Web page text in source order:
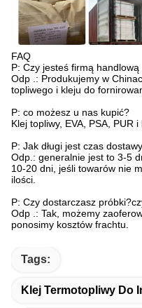
FAQ
P: Czy jesteś firmą
Odp .: Produkujemy w
topliwego i kleju do
P: co możesz u nas kupić?
Klej topliwy, EVA, PSA, PUR
P: Jak długi jest czas
Odp.: generalnie jest to 3-5
10-20 dni, jeśli towarów nie
ilości.
P: Czy dostarczasz
Odp .: Tak, możemy
ponosimy kosztów frachtu.
Tags:
Klej Termotopliwy Do